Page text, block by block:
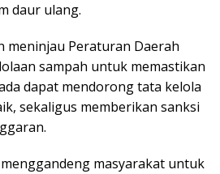
daur ulang.
meninjau Peraturan Daerah
sampah untuk memastikan
dapat mendorong tata kelola
sekaligus memberikan sanksi
masyarakat untuk